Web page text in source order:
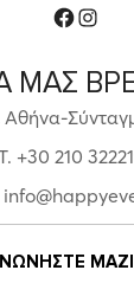
ΜΑΣ
Αθήνα-
+30 210